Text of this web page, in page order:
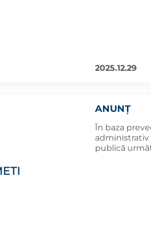
2025.12.29
ANUNȚ
În baza
administrativ
publică